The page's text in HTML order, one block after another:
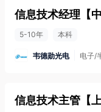
信息技术经理 【
5-10年 本科
韦德勋光电 电子/
信息技术主管 【